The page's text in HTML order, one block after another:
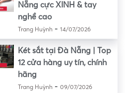
Nẵng cực XINH & tay
nghề cao
Trang Huỳnh- 14/07/2026
Két sắt tại Đà Nẵng | Top
12 cửa hàng uy tín, chính
hãng
Trang Huỳnh- 09/07/2026